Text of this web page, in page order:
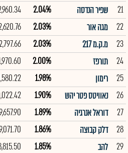
21
שפיר הנדסה 2.04%
22
מגה אור 2.03%
23
מ.ק.מ 217 2.03%
24
תורפז 2.00%
25
רימון 1.98%
26
נאוויטס פטר יהש 1.90%
27
דוראל אנרגיה 1.89%
28
דלק קבוצה 1.86%
29
להב 1.85%